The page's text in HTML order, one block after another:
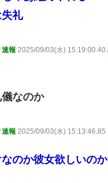
礼
速報 2025/09/03(水) 15:19:00.40
なのか
速報 2025/09/03(水) 15:13:46.85
のか彼女欲しいの